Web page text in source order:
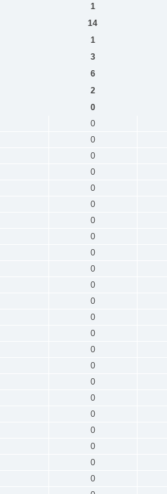
1
14
1
3
6
2
0
0
0
0
0
0
0
0
0
0
0
0
0
0
0
0
0
0
0
0
0
0
0
0